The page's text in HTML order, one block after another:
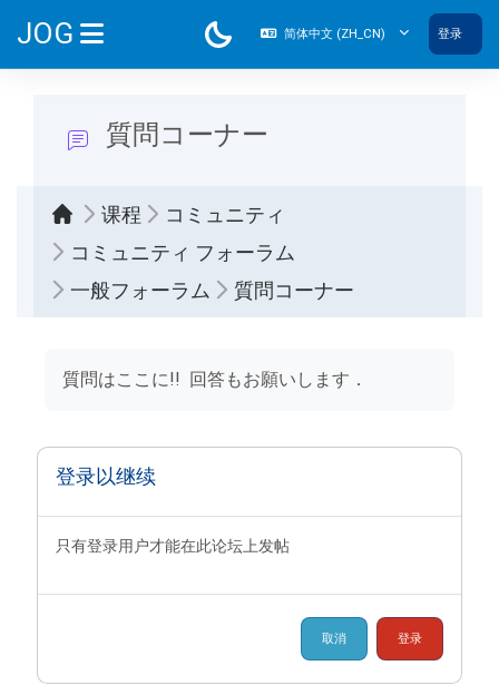
JOG 简体中文 ‎(ZH_CN)‎ 登录
質問コーナー
课程
コミュニティ
コミュニティ フォーラム
一般フォーラム
質問コーナー
質問はここに!! 回答もお願いします．
登录以继续
只有登录用户才能在此论坛上发帖
取消 登录